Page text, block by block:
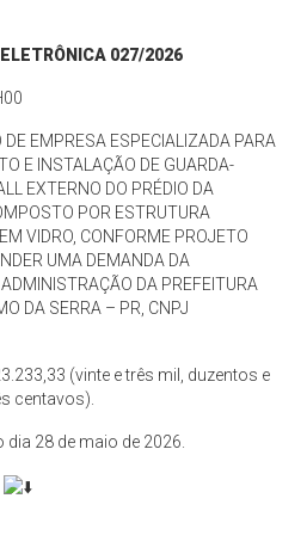
027/2026
EMPRESA ESPECIALIZADA PARA
E INSTALAÇÃO DE GUARDA-
EXTERNO DO PRÉDIO DA
POR ESTRUTURA
VIDRO, CONFORME PROJETO
UMA DEMANDA DA
DA PREFEITURA
DA SERRA – PR, CNPJ
(vinte e três mil, duzentos e
centavos).
28 de maio de 2026.